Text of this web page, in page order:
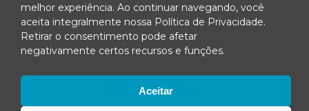
melhor experiência. Ao continuar navegando, você
aceita integralmente nossa Política de Privacidade.
Retirar o consentimento pode afetar
negativamente certos recursos e funções.
Aceitar
Ao se inscrever, você concorda com nossa Política de Privacidade
Todos os direitos reservados.
Política de privacidade